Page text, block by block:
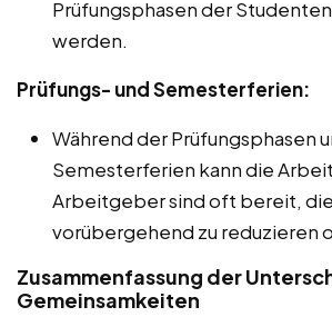
Prüfungsphasen der
werden.
Prüfungs- und Semesterferien:
Während der Prüfungsphasen
Semesterferien kann die
Arbeitgeber sind oft bereit,
vorübergehend zu reduzieren
Zusammenfassung der
Gemeinsamkeiten